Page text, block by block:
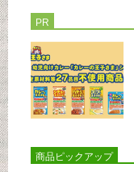
PR
商品ピックアップ